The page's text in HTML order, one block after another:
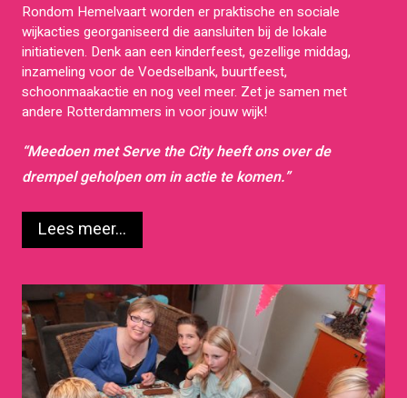
Rondom Hemelvaart worden er praktische en sociale
wijkacties georganiseerd die aansluiten bij de lokale
initiatieven. Denk aan een kinderfeest, gezellige middag,
inzameling voor de Voedselbank, buurtfeest,
schoonmaakactie en nog veel meer. Zet je samen met
andere Rotterdammers in voor jouw wijk!
“Meedoen met Serve the City heeft ons over de
drempel geholpen om in actie te komen.”
Lees meer...